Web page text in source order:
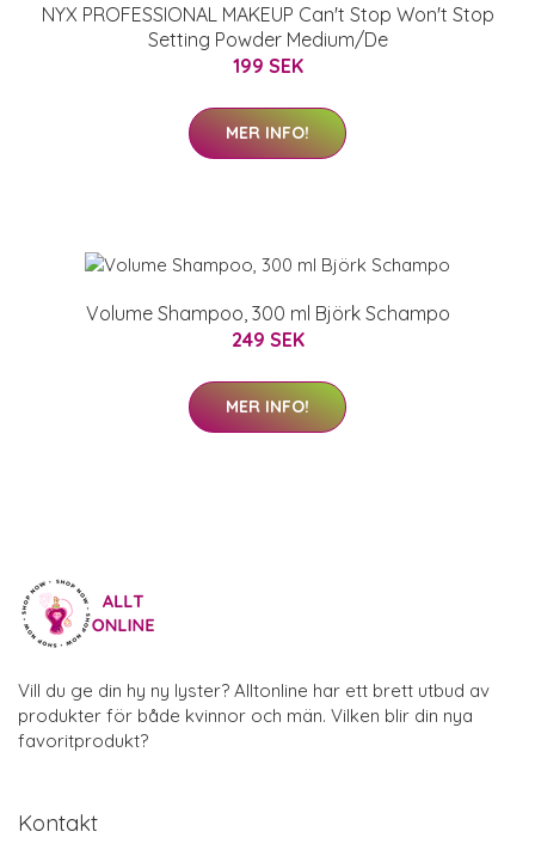
NYX PROFESSIONAL MAKEUP Can't Stop Won't Stop
Setting Powder Medium/De
199 SEK
MER INFO!
Volume Shampoo, 300 ml Björk Schampo
249 SEK
MER INFO!
Vill du ge din hy ny lyster? Alltonline har ett brett utbud av
produkter för både kvinnor och män. Vilken blir din nya
favoritprodukt?
Kontakt